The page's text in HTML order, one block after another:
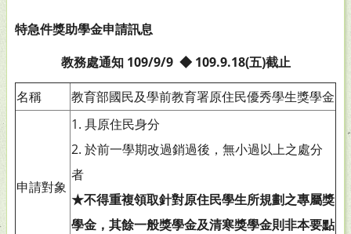
特急件獎助學金申請訊息
教務處通知 109/9/9 ◆ 109.9.18(五)截止
名稱
教育部國民及學前教育署原住民優秀學生獎學金
申請對象
1. 具原住民身分
2. 於前一學期改過銷過後，無小過以上之處分
者
★不得重複領取針對原住民學生所規劃之專屬獎
學金，其餘一般獎學金及清寒獎學金則非本要點